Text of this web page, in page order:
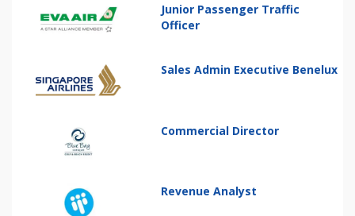
Junior Passenger Traffic
Officer
Sales Admin Executive Benelux
Commercial Director
Revenue Analyst